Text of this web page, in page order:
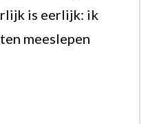
is eerlijk: ik
meeslepen